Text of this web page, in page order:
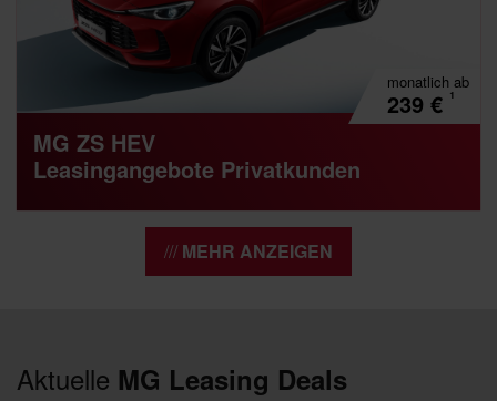
monatlich ab
239 € ¹
MG ZS HEV
Leasingangebote Privatkunden
MEHR ANZEIGEN
Aktuelle MG Leasing Deals